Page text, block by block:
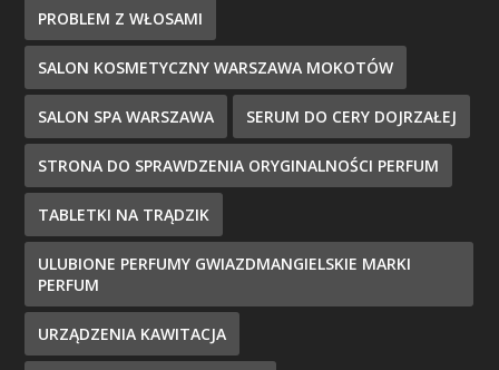
PROBLEM Z WŁOSAMI
SALON KOSMETYCZNY WARSZAWA MOKOTÓW
SALON SPA WARSZAWA SERUM DO CERY DOJRZAŁEJ
STRONA DO SPRAWDZENIA ORYGINALNOŚCI PERFUM
TABLETKI NA TRĄDZIK
ULUBIONE PERFUMY GWIAZDMANGIELSKIE MARKI
PERFUM
URZĄDZENIA KAWITACJA